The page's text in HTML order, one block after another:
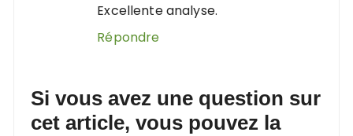
Excellente analyse.
Répondre
Si vous avez une question sur
cet article, vous pouvez la